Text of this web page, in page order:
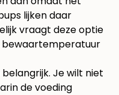
lijken daar
vraagt deze optie
bewaartemperatuur
Je wilt niet
de voeding